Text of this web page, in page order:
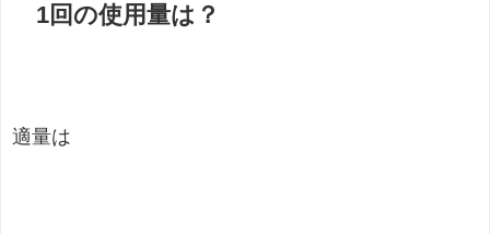
1回の使用量は？
適量は